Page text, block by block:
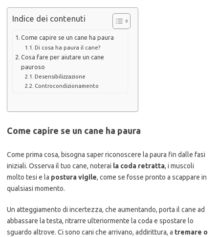
Indice dei contenuti
Come capire se un cane ha paura
Di cosa ha paura il cane?
Cosa fare per aiutare un cane
pauroso
Desensibilizzazione
Controcondizionamento
Come capire se un cane ha paura
Come prima cosa, bisogna saper riconoscere la paura fin dalle fasi
iniziali. Osserva il tuo cane, noterai la coda retratta, i muscoli
molto tesi e la postura vigile, come se fosse pronto a scappare in
qualsiasi momento.
Un atteggiamento di incertezza, che aumentando, porta il cane ad
abbassare la testa, ritrarre ulteriormente la coda e spostare lo
sguardo altrove. Ci sono cani che arrivano, addirittura, a tremare o